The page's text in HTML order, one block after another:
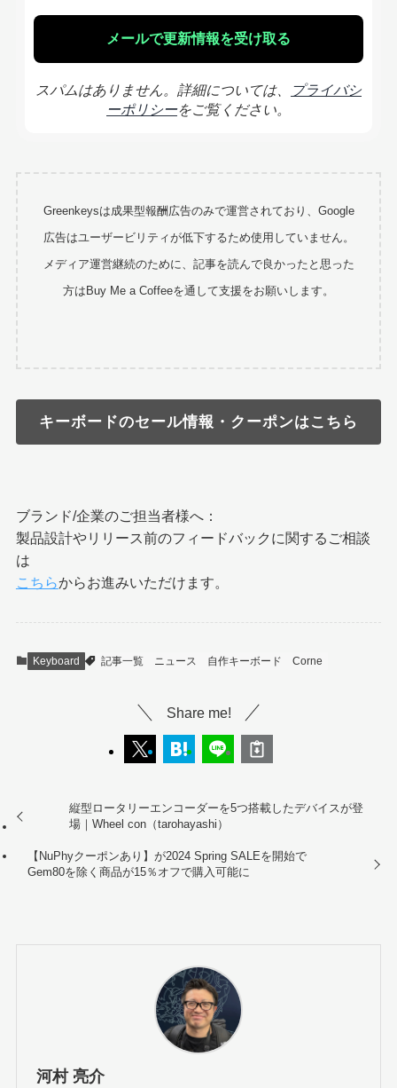
スパムはありません。詳細については、
プライバシ
ーポリシーをご覧ください。
Greenkeysは成果型報酬広告のみで運営されており、Google
広告はユーザービリティが低下するため使用していません。
メディア運営継続のために、記事を読んで良かったと思った
方はBuy Me a Coffeeを通して支援をお願いします。
キーボードのセール情報・クーポンはこちら
ブランド/企業のご担当者様へ：
製品設計やリリース前のフィードバックに関するご相談
は
こちらからお進みいただけます。
Keyboard 記事一覧 ニュース 自作キーボード Corne
Share me!
縦型ロータリーエンコーダーを5つ搭載したデバイスが登
場｜Wheel con（tarohayashi）
【NuPhyクーポンあり】が2024 Spring SALEを開始で
Gem80を除く商品が15％オフで購入可能に
河村 亮介